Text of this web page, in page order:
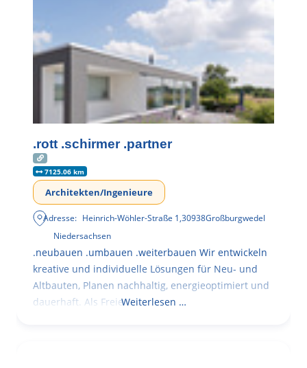
.rott .schirmer .partner
7125.06 km
Architekten/Ingenieure
Adresse: Heinrich-Wöhler-Straße 1,30938Großburgwedel
Niedersachsen
.neubauen .umbauen .weiterbauen Wir entwickeln
kreative und individuelle Lösungen für Neu- und
Altbauten, Planen nachhaltig, energieoptimiert und
dauerhaft. Als FreieWeiterlesen …